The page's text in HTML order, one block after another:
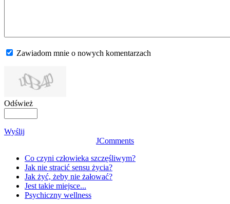
Zawiadom mnie o nowych komentarzach
Odśwież
Wyślij
JComments
Co czyni człowieka szczęśliwym?
Jak nie stracić sensu życia?
Jak żyć, żeby nie żałować?
Jest takie miejsce...
Psychiczny wellness